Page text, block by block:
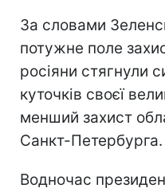
За словами
потужне поле
росіяни стягнули
куточків своєї
менший захист
Санкт-Петербурга.
Водночас